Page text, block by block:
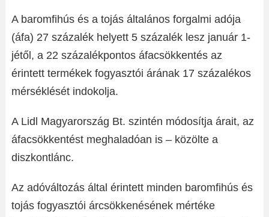
A baromfihús és a tojás általános forgalmi adója
(áfa) 27 százalék helyett 5 százalék lesz január 1-
jétől, a 22 százalékpontos áfacsökkentés az
érintett termékek fogyasztói árának 17 százalékos
mérséklését indokolja.
A Lidl Magyarország Bt. szintén módosítja árait, az
áfacsökkentést meghaladóan is – közölte a
diszkontlánc.
Az adóváltozás által érintett minden baromfihús és
tojás fogyasztói árcsökkenésének mértéke